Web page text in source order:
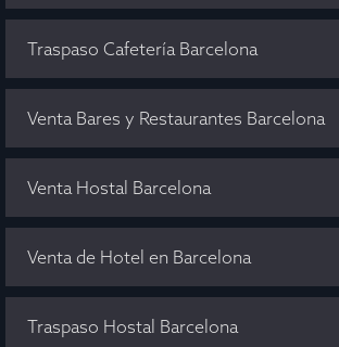
Traspaso Cafetería Barcelona
Venta Bares y Restaurantes Barcelona
Venta Hostal Barcelona
Venta de Hotel en Barcelona
Traspaso Hostal Barcelona